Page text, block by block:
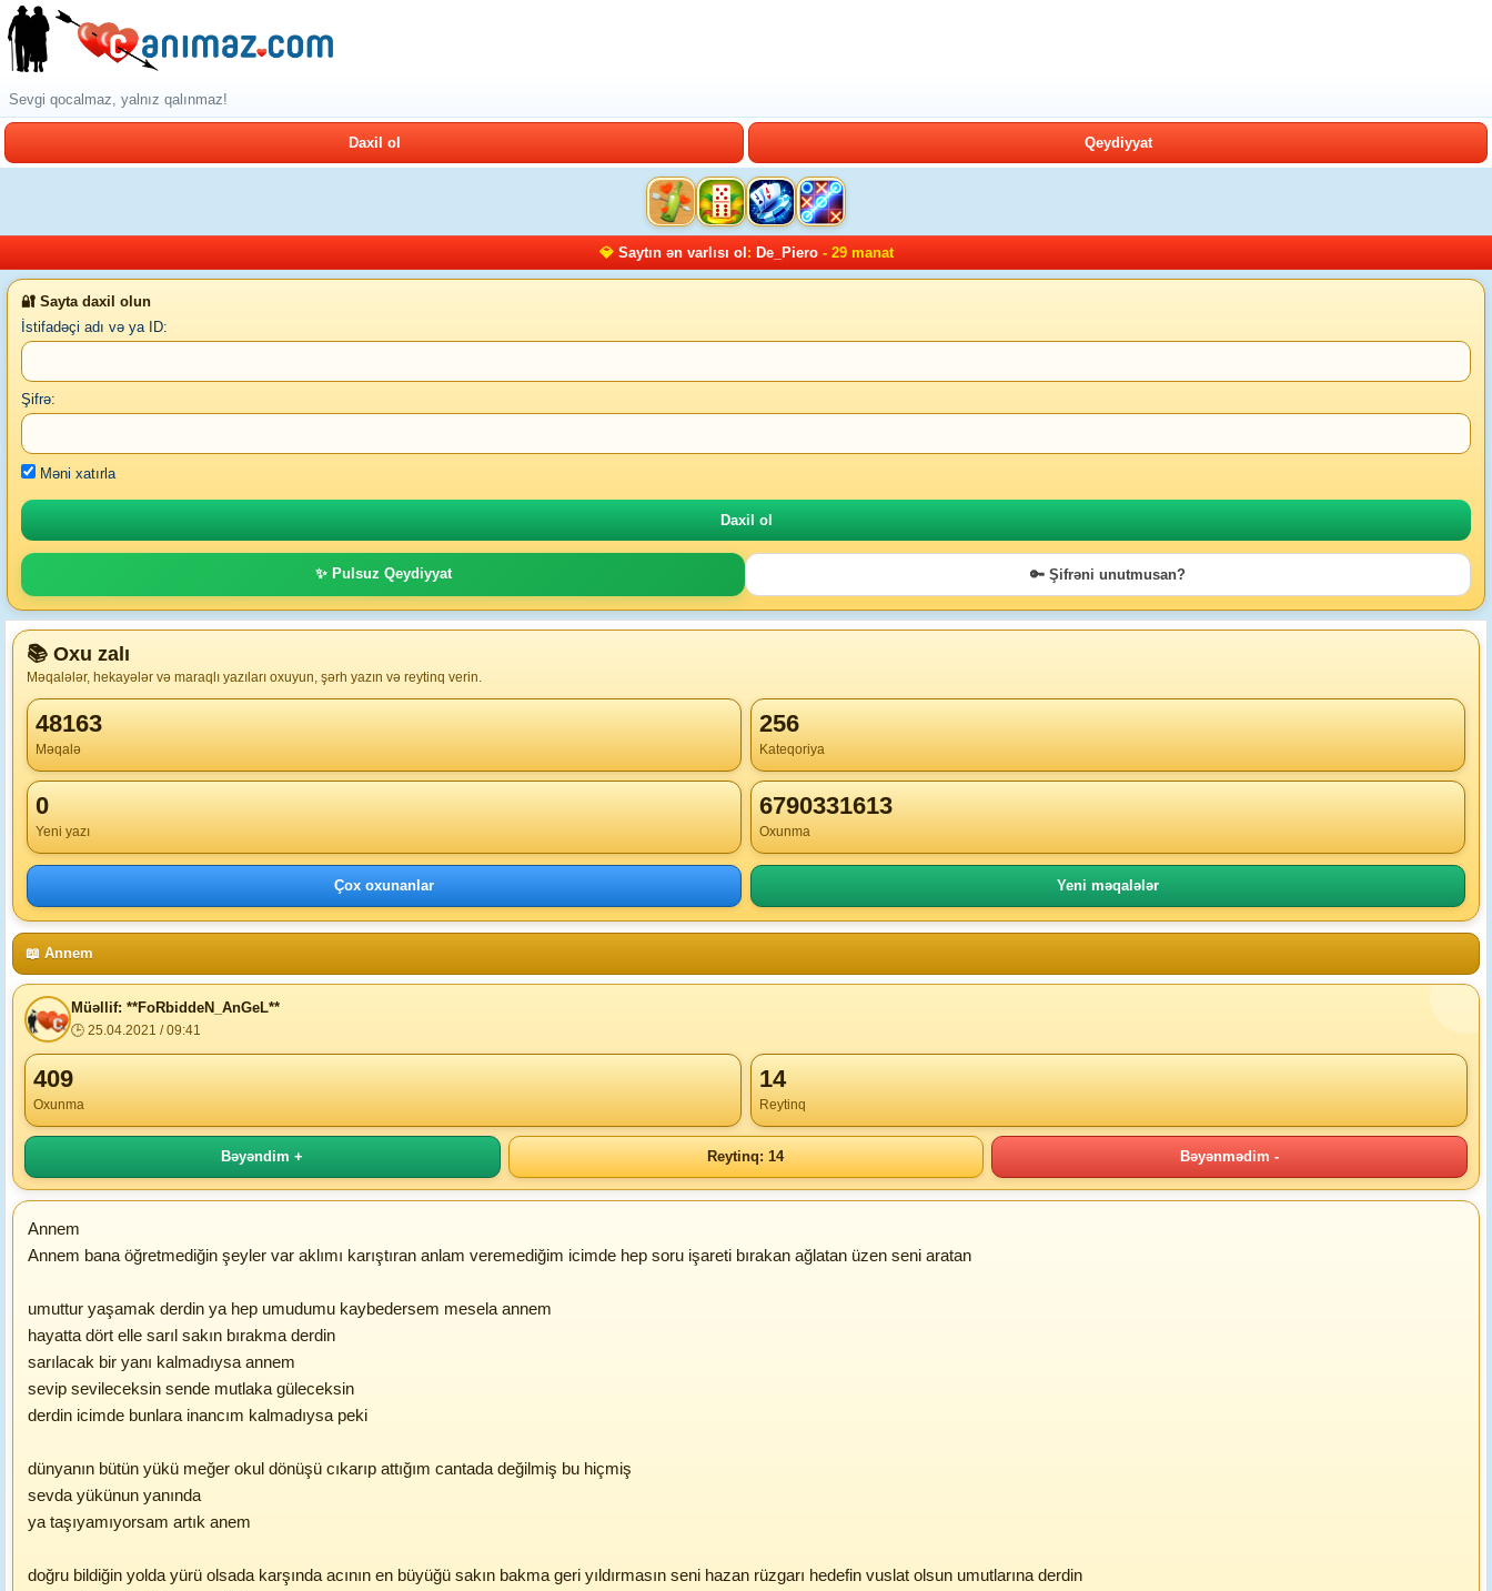
Sevgi qocalmaz, yalnız qalınmaz!
Daxil ol Qeydiyyat
💎 Saytın ən varlısı ol : De_Piero- 29 manat
🔐 Sayta daxil olun
İstifadəçi adı və ya ID:
Şifrə:
Məni xatırla
✨ Pulsuz Qeydiyyat 🔑 Şifrəni unutmusan?
📚 Oxu zalı
Məqalələr, hekayələr və maraqlı yazıları oxuyun, şərh yazın və reytinq verin.
48163
Məqalə
256
Kateqoriya
0
Yeni yazı
6790331613
Oxunma
Çox oxunanlar Yeni məqalələr
📖 Annem
Müəllif: **FoRbiddeN_AnGeL**
🕒 25.04.2021 / 09:41
409
Oxunma
14
Reytinq
Bəyəndim + Reytinq: 14 Bəyənmədim -
Annem
Annem bana öğretmediğin şeyler var aklımı karıştıran anlam veremediğim icimde hep soru işareti bırakan ağlatan üzen seni aratan
umuttur yaşamak derdin ya hep umudumu kaybedersem mesela annem
hayatta dört elle sarıl sakın bırakma derdin
sarılacak bir yanı kalmadıysa annem
sevip sevileceksin sende mutlaka güleceksin
derdin icimde bunlara inancım kalmadıysa peki
dünyanın bütün yükü meğer okul dönüşü cıkarıp attığım cantada değilmiş bu hiçmiş
sevda yükünun yanında
ya taşıyamıyorsam artık anem
doğru bildiğin yolda yürü olsada karşında acının en büyüğü sakın bakma geri yıldırmasın seni hazan rüzgarı hedefin vuslat olsun umutlarına derdin